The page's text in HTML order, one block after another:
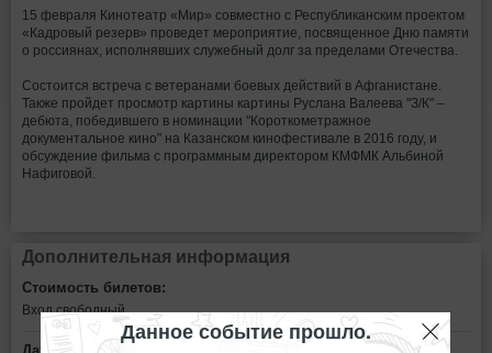
15 февраля Кинотеатр «Мир» совместно с Республиканским проектом
«Кадровый резерв» проведет мероприятие, посвященное Дню памяти
о россиянах, исполнявших служебный долг за пределами Отечества.
Состоится встреча с ветеранами боевых действий в Афганистане.
Также пройдет просмотр картины картины Руслана Валеева "З/К" –
дебюта, победившего в номинации "Короткометражное
документальное кино" на Казанском кинофестивале в 2016 году, и
обсуждение фильма с программным директором КМФМК Альбиной
Нафиговой.
Дополнительная информация
Стоимость билетов:
Вход свободный
Данное событие прошло.